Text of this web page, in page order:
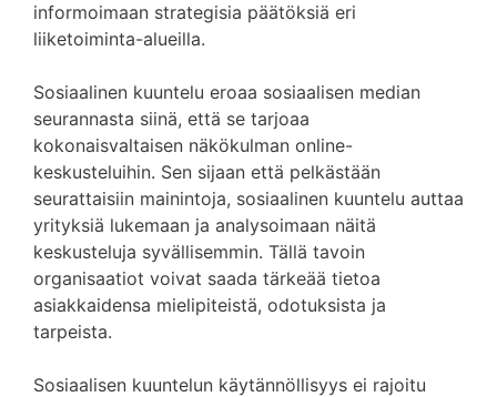
informoimaan strategisia päätöksiä eri
liiketoiminta-alueilla.
Sosiaalinen kuuntelu eroaa sosiaalisen median
seurannasta siinä, että se tarjoaa
kokonaisvaltaisen näkökulman online-
keskusteluihin. Sen sijaan että pelkästään
seurattaisiin mainintoja, sosiaalinen kuuntelu auttaa
yrityksiä lukemaan ja analysoimaan näitä
keskusteluja syvällisemmin. Tällä tavoin
organisaatiot voivat saada tärkeää tietoa
asiakkaidensa mielipiteistä, odotuksista ja
tarpeista.
Sosiaalisen kuuntelun käytännöllisyys ei rajoitu